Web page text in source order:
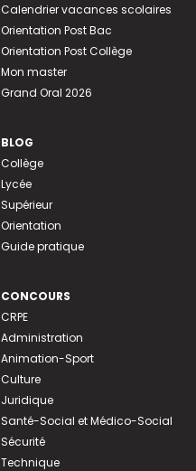
Calendrier vacances scolaires
Orientation Post Bac
Orientation Post Collège
Mon master
Grand Oral 2026
BLOG
Collège
Lycée
Supérieur
Orientation
Guide pratique
CONCOURS
CRPE
Administration
Animation-Sport
Culture
Juridique
Santé-Social et Médico-Social
Sécurité
Technique